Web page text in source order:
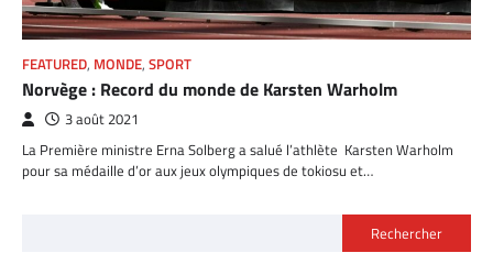
FEATURED, MONDE, SPORT
Norvège : Record du monde de Karsten Warholm
3 août 2021
La Première ministre Erna Solberg a salué l’athlète Karsten Warholm
pour sa médaille d’or aux jeux olympiques de tokiosu et…
Rechercher